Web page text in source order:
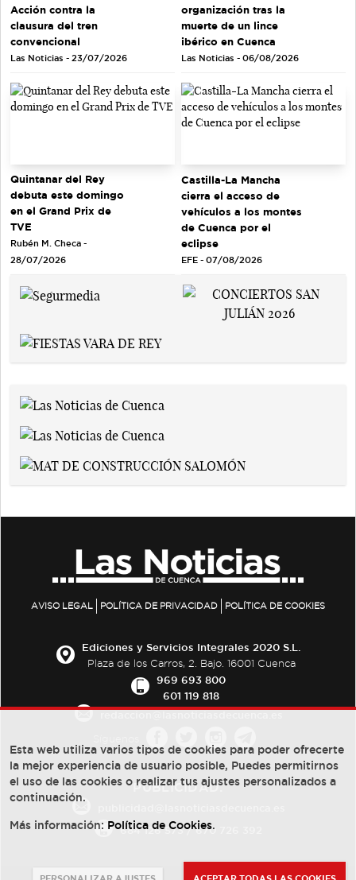
Acción contra la
clausura del tren
convencional
Las Noticias - 23/07/2026
organización tras la
muerte de un lince
ibérico en Cuenca
Las Noticias - 06/08/2026
Quintanar del Rey
debuta este domingo
en el Grand Prix de
TVE
Rubén M. Checa -
28/07/2026
Castilla-La Mancha
cierra el acceso de
vehículos a los montes
de Cuenca por el
eclipse
EFE - 07/08/2026
AVISO LEGAL POLÍTICA DE PRIVACIDAD POLÍTICA DE COOKIES
Ediciones y Servicios Integrales 2020 S.L.
Plaza de los Carros, 2. Bajo. 16001 Cuenca
969 693 800
601 119 818
PUBLICIDAD:
684 126 573/670 726 392
Esta web utiliza varios tipos de cookies para poder ofrecerte
la mejor experiencia de usuario posible, Puedes permitirnos
el uso de las cookies o realizar tus ajustes personalizados a
continuación.
Más información: Política de Cookies.